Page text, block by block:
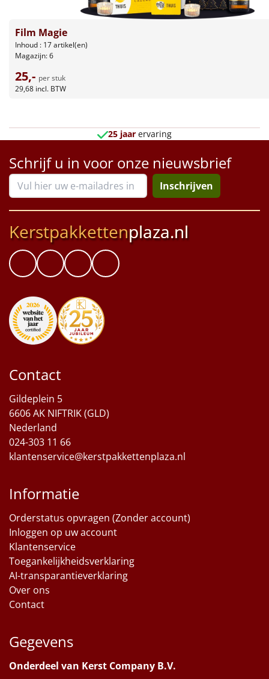
Tas
Borrelplank
Warmtekussen
Noodradio NIEUW
Deken (fleece plaid)
Alle artikelen
Overige
Ideeën
Personeel
Sinterklaaspakketten
Particulier
Kerstgeschenken 2026
Cadeaubon
Per stuk
Alle overige
Film Magie
Inhoud : 17 artikel(en)
Magazijn: 6
25,- per stuk
29,68 incl. BTW
25 jaar ervaring
Schrijf u in voor onze nieuwsbrief
Inschrijven
Kerstpakkettenplaza.nl
Contact
Gildeplein 5
6606 AK NIFTRIK (GLD)
Nederland
024-303 11 66
klantenservice@kerstpakkettenplaza.nl
Informatie
Orderstatus opvragen (Zonder account)
Inloggen op uw account
Klantenservice
Toegankelijkheidsverklaring
AI-transparantieverklaring
Over ons
Contact
Gegevens
Onderdeel van Kerst Company B.V.